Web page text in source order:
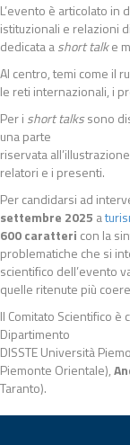
L’evento è articolato in
istituzionali e relazioni
dedicata ashort talke
Al centro, temi come il
le reti internazionali, i
Per i short talkssono
una parte
riservata
relatori e i presenti.
Per candidarsi ad
settembre 2025 a
600caratteri con la
problematiche che si
scientifico dell’evento
quelle ritenute più
Il Comitato Scientifico è
Dipartimento
DISSTE Università
Piemonte Orientale),
Taranto).